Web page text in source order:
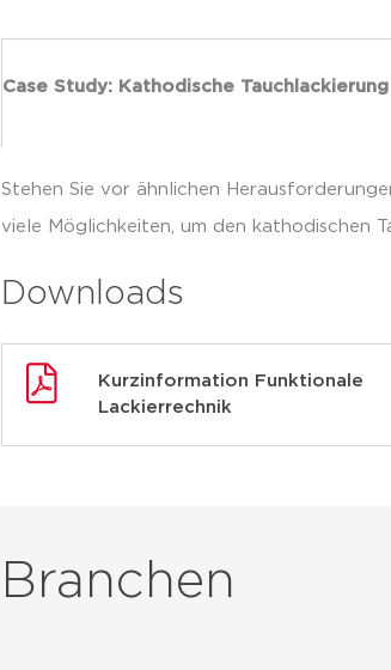
Case Study: Kathodische
Stehen Sie vor ähnlichen
viele Möglichkeiten, um den kathodischen
Downloads
Kurzinformation Funktionale
Lackierrechnik
Branchen